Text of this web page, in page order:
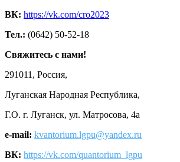
ВК: https://vk.com/cro2023
Тел.: (0642) 50-52-18
Свяжитесь с нами!
291011, Россия,
Луганская Народная Республика,
Г.О. г. Луганск, ул. Матросова, 4а
e-mail: kvantorium.lgpu@yandex.ru
ВК: https://vk.com/quantorium_lgpu